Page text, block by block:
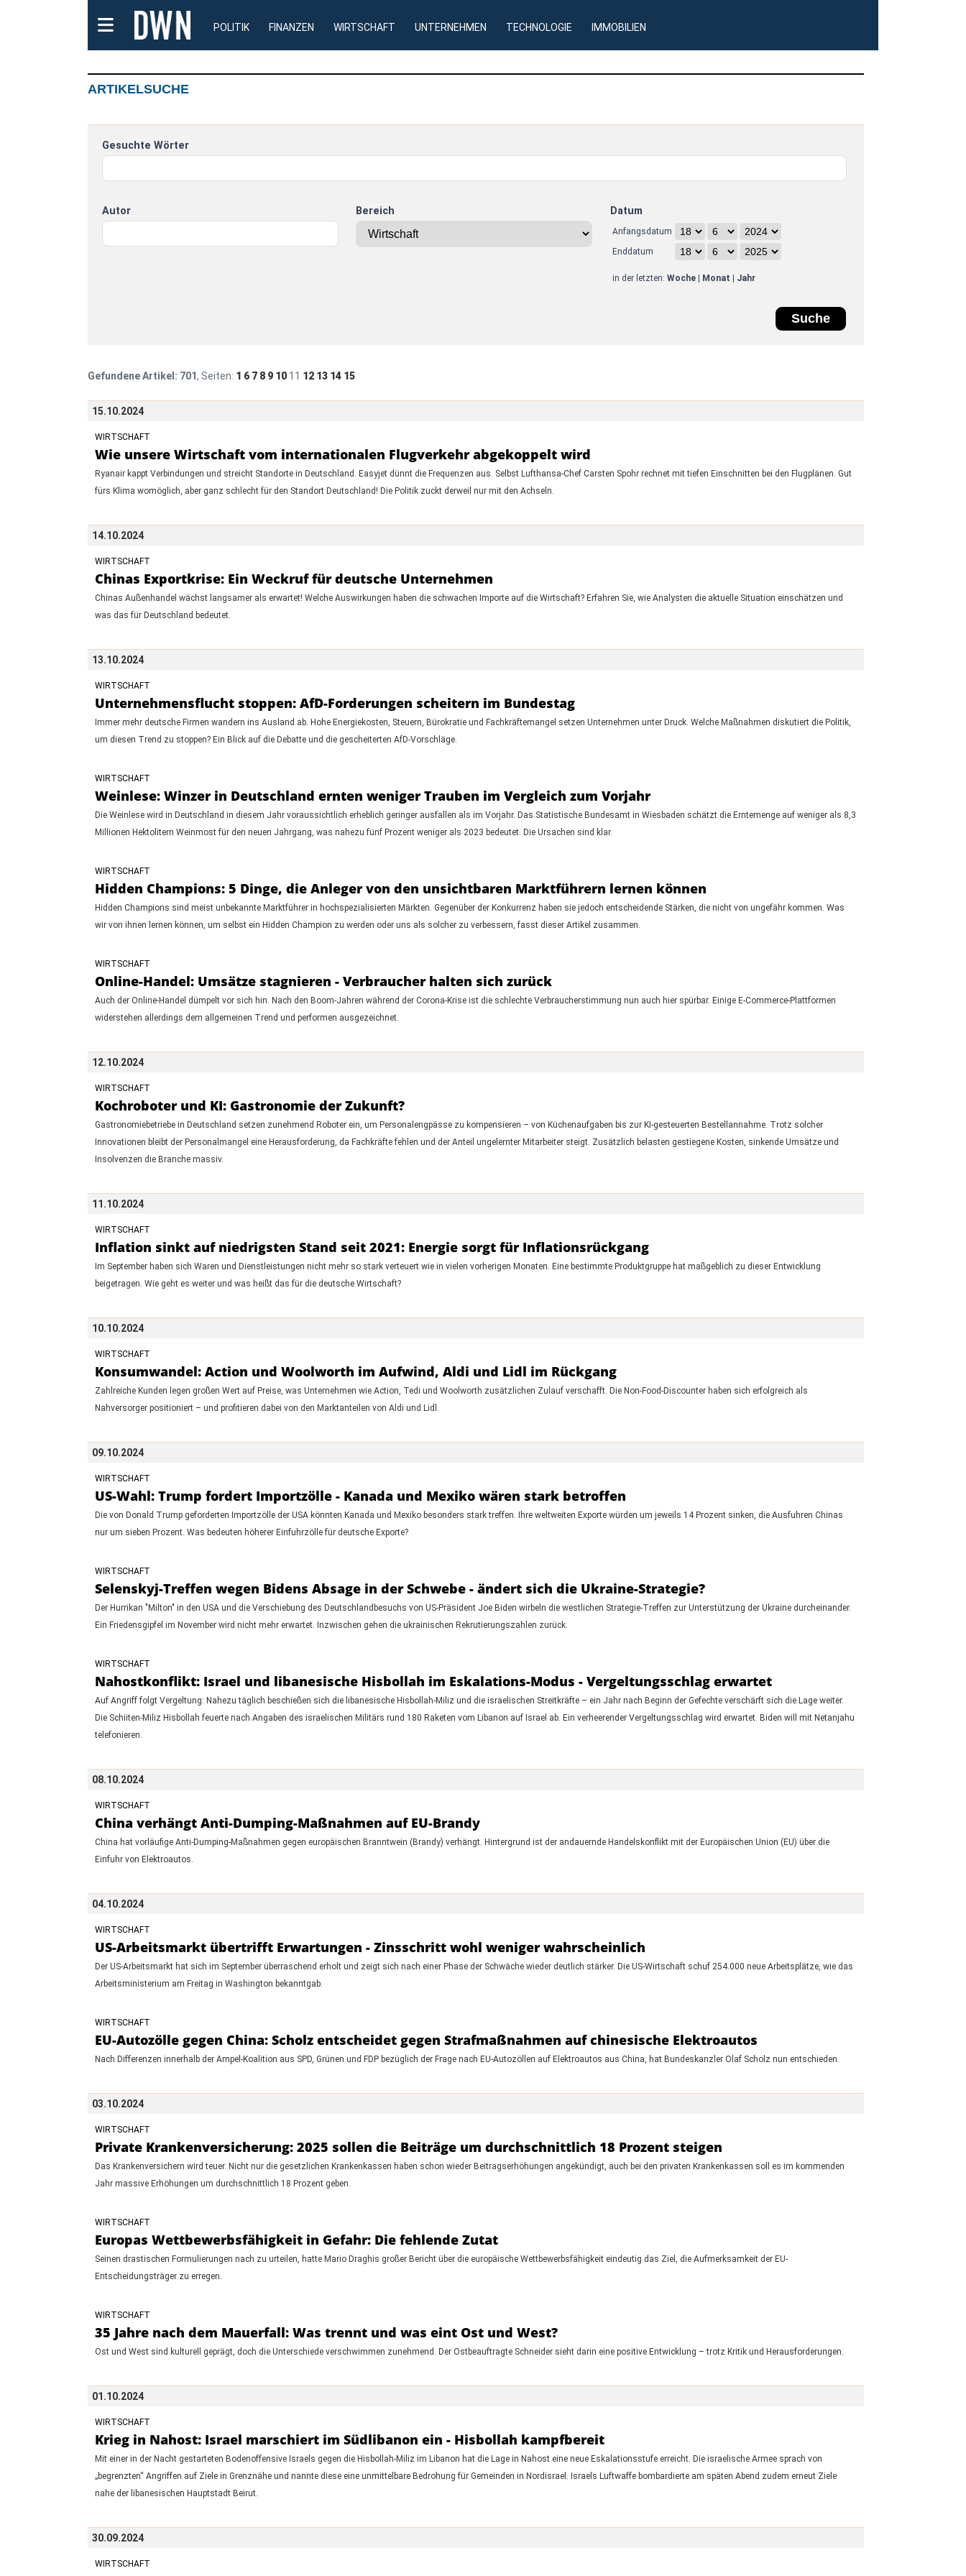
POLITIK FINANZEN WIRTSCHAFT UNTERNEHMEN TECHNOLOGIE IMMOBILIEN
ARTIKELSUCHE
Gesuchte Wörter
Autor Bereich Datum
Anfangsdatum
Enddatum
in der letzten: Woche| Monat Jahr
Gefundene Artikel: 701, Seiten: 1 6 7 8 9 10 11 12 13 14 15
15.10.2024
WIRTSCHAFT
Wie unsere Wirtschaft vom internationalen Flugverkehr abgekoppelt wird
Ryanair kappt Verbindungen und streicht Standorte in Deutschland. Easyjet dünnt die Frequenzen aus. Selbst Lufthansa-Chef Carsten Spohr rechnet mit tiefen Einschnitten bei den Flugplänen. Gut
fürs Klima womöglich, aber ganz schlecht für den Standort Deutschland! Die Politik zuckt derweil nur mit den Achseln.
14.10.2024
WIRTSCHAFT
Chinas Exportkrise: Ein Weckruf für deutsche Unternehmen
Chinas Außenhandel wächst langsamer als erwartet! Welche Auswirkungen haben die schwachen Importe auf die Wirtschaft? Erfahren Sie, wie Analysten die aktuelle Situation einschätzen und
was das für Deutschland bedeutet.
13.10.2024
WIRTSCHAFT
Unternehmensflucht stoppen: AfD-Forderungen scheitern im Bundestag
Immer mehr deutsche Firmen wandern ins Ausland ab. Hohe Energiekosten, Steuern, Bürokratie und Fachkräftemangel setzen Unternehmen unter Druck. Welche Maßnahmen diskutiert die Politik,
um diesen Trend zu stoppen? Ein Blick auf die Debatte und die gescheiterten AfD-Vorschläge.
WIRTSCHAFT
Weinlese: Winzer in Deutschland ernten weniger Trauben im Vergleich zum Vorjahr
Die Weinlese wird in Deutschland in diesem Jahr voraussichtlich erheblich geringer ausfallen als im Vorjahr. Das Statistische Bundesamt in Wiesbaden schätzt die Erntemenge auf weniger als 8,3
Millionen Hektolitern Weinmost für den neuen Jahrgang, was nahezu fünf Prozent weniger als 2023 bedeutet. Die Ursachen sind klar.
WIRTSCHAFT
Hidden Champions: 5 Dinge, die Anleger von den unsichtbaren Marktführern lernen können
Hidden Champions sind meist unbekannte Marktführer in hochspezialisierten Märkten. Gegenüber der Konkurrenz haben sie jedoch entscheidende Stärken, die nicht von ungefähr kommen. Was
wir von ihnen lernen können, um selbst ein Hidden Champion zu werden oder uns als solcher zu verbessern, fasst dieser Artikel zusammen.
WIRTSCHAFT
Online-Handel: Umsätze stagnieren - Verbraucher halten sich zurück
Auch der Online-Handel dümpelt vor sich hin. Nach den Boom-Jahren während der Corona-Krise ist die schlechte Verbraucherstimmung nun auch hier spürbar. Einige E-Commerce-Plattformen
widerstehen allerdings dem allgemeinen Trend und performen ausgezeichnet.
12.10.2024
WIRTSCHAFT
Kochroboter und KI: Gastronomie der Zukunft?
Gastronomiebetriebe in Deutschland setzen zunehmend Roboter ein, um Personalengpässe zu kompensieren – von Küchenaufgaben bis zur KI-gesteuerten Bestellannahme. Trotz solcher
Innovationen bleibt der Personalmangel eine Herausforderung, da Fachkräfte fehlen und der Anteil ungelernter Mitarbeiter steigt. Zusätzlich belasten gestiegene Kosten, sinkende Umsätze und
Insolvenzen die Branche massiv.
11.10.2024
WIRTSCHAFT
Inflation sinkt auf niedrigsten Stand seit 2021: Energie sorgt für Inflationsrückgang
Im September haben sich Waren und Dienstleistungen nicht mehr so stark verteuert wie in vielen vorherigen Monaten. Eine bestimmte Produktgruppe hat maßgeblich zu dieser Entwicklung
beigetragen. Wie geht es weiter und was heißt das für die deutsche Wirtschaft?
10.10.2024
WIRTSCHAFT
Konsumwandel: Action und Woolworth im Aufwind, Aldi und Lidl im Rückgang
Zahlreiche Kunden legen großen Wert auf Preise, was Unternehmen wie Action, Tedi und Woolworth zusätzlichen Zulauf verschafft. Die Non-Food-Discounter haben sich erfolgreich als
Nahversorger positioniert – und profitieren dabei von den Marktanteilen von Aldi und Lidl.
09.10.2024
WIRTSCHAFT
US-Wahl: Trump fordert Importzölle - Kanada und Mexiko wären stark betroffen
Die von Donald Trump geforderten Importzölle der USA könnten Kanada und Mexiko besonders stark treffen. Ihre weltweiten Exporte würden um jeweils 14 Prozent sinken, die Ausfuhren Chinas
nur um sieben Prozent. Was bedeuten höherer Einfuhrzölle für deutsche Exporte?
WIRTSCHAFT
Selenskyj-Treffen wegen Bidens Absage in der Schwebe - ändert sich die Ukraine-Strategie?
Der Hurrikan "Milton" in den USA und die Verschiebung des Deutschlandbesuchs von US-Präsident Joe Biden wirbeln die westlichen Strategie-Treffen zur Unterstützung der Ukraine durcheinander.
Ein Friedensgipfel im November wird nicht mehr erwartet. Inzwischen gehen die ukrainischen Rekrutierungszahlen zurück.
WIRTSCHAFT
Nahostkonflikt: Israel und libanesische Hisbollah im Eskalations-Modus - Vergeltungsschlag erwartet
Auf Angriff folgt Vergeltung: Nahezu täglich beschießen sich die libanesische Hisbollah-Miliz und die israelischen Streitkräfte – ein Jahr nach Beginn der Gefechte verschärft sich die Lage weiter.
Die Schiiten-Miliz Hisbollah feuerte nach Angaben des israelischen Militärs rund 180 Raketen vom Libanon auf Israel ab. Ein verheerender Vergeltungsschlag wird erwartet. Biden will mit Netanjahu
telefonieren.
08.10.2024
WIRTSCHAFT
China verhängt Anti-Dumping-Maßnahmen auf EU-Brandy
China hat vorläufige Anti-Dumping-Maßnahmen gegen europäischen Branntwein (Brandy) verhängt. Hintergrund ist der andauernde Handelskonflikt mit der Europäischen Union (EU) über die
Einfuhr von Elektroautos.
04.10.2024
WIRTSCHAFT
US-Arbeitsmarkt übertrifft Erwartungen - Zinsschritt wohl weniger wahrscheinlich
Der US-Arbeitsmarkt hat sich im September überraschend erholt und zeigt sich nach einer Phase der Schwäche wieder deutlich stärker. Die US-Wirtschaft schuf 254.000 neue Arbeitsplätze, wie das
Arbeitsministerium am Freitag in Washington bekanntgab.
WIRTSCHAFT
EU-Autozölle gegen China: Scholz entscheidet gegen Strafmaßnahmen auf chinesische Elektroautos
Nach Differenzen innerhalb der Ampel-Koalition aus SPD, Grünen und FDP bezüglich der Frage nach EU-Autozöllen auf Elektroautos aus China, hat Bundeskanzler Olaf Scholz nun entschieden.
03.10.2024
WIRTSCHAFT
Private Krankenversicherung: 2025 sollen die Beiträge um durchschnittlich 18 Prozent steigen
Das Krankenversichern wird teuer. Nicht nur die gesetzlichen Krankenkassen haben schon wieder Beitragserhöhungen angekündigt, auch bei den privaten Krankenkassen soll es im kommenden
Jahr massive Erhöhungen um durchschnittlich 18 Prozent geben.
WIRTSCHAFT
Europas Wettbewerbsfähigkeit in Gefahr: Die fehlende Zutat
Seinen drastischen Formulierungen nach zu urteilen, hatte Mario Draghis großer Bericht über die europäische Wettbewerbsfähigkeit eindeutig das Ziel, die Aufmerksamkeit der EU-
Entscheidungsträger zu erregen.
WIRTSCHAFT
35 Jahre nach dem Mauerfall: Was trennt und was eint Ost und West?
Ost und West sind kulturell geprägt, doch die Unterschiede verschwimmen zunehmend. Der Ostbeauftragte Schneider sieht darin eine positive Entwicklung – trotz Kritik und Herausforderungen.
01.10.2024
WIRTSCHAFT
Krieg in Nahost: Israel marschiert im Südlibanon ein - Hisbollah kampfbereit
Mit einer in der Nacht gestarteten Bodenoffensive Israels gegen die Hisbollah-Miliz im Libanon hat die Lage in Nahost eine neue Eskalationsstufe erreicht. Die israelische Armee sprach von
„begrenzten“ Angriffen auf Ziele in Grenznähe und nannte diese eine unmittelbare Bedrohung für Gemeinden in Nordisrael. Israels Luftwaffe bombardierte am späten Abend zudem erneut Ziele
nahe der libanesischen Hauptstadt Beirut.
30.09.2024
WIRTSCHAFT